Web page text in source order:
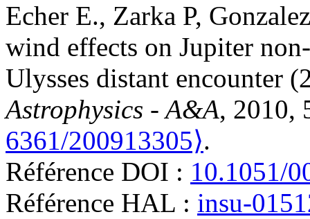
Echer E., Zarka P, Gonzalez
wind effects on Jupiter
Ulysses distant encounter
Astrophysics - A&A, 2010,
6361/200913305⟩.
Référence DOI : 10.1051/
Référence HAL : insu-